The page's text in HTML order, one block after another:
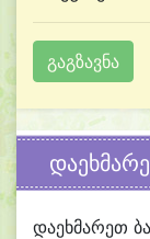
დაეხმარეთ